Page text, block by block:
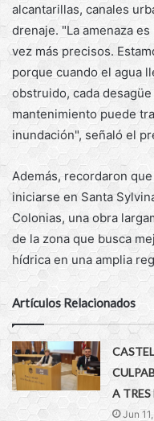
alcantarillas, canales
drenaje. "La amenaza
vez más precisos.
porque cuando el agua
obstruido, cada
mantenimiento puede
inundación", señaló el
Además, recordaron
iniciarse en Santa
Colonias, una obra
de la zona que busca
hídrica en una amplia
Artículos Relacionados
A
Jun